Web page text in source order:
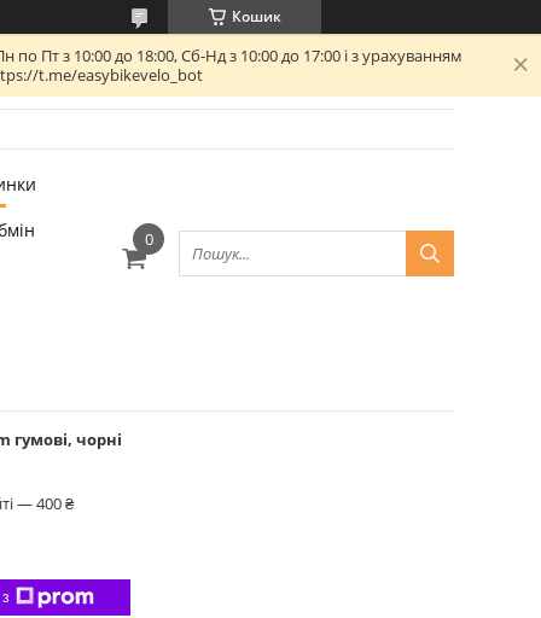
Кошик
Пт з 10:00 до 18:00, Сб-Нд з 10:00 до 17:00 і з урахуванням
t.me/easybikevelo_bot
гумові, чорні
— 400 ₴